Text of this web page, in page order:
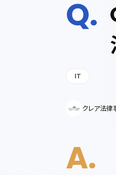
IT
クレア法律